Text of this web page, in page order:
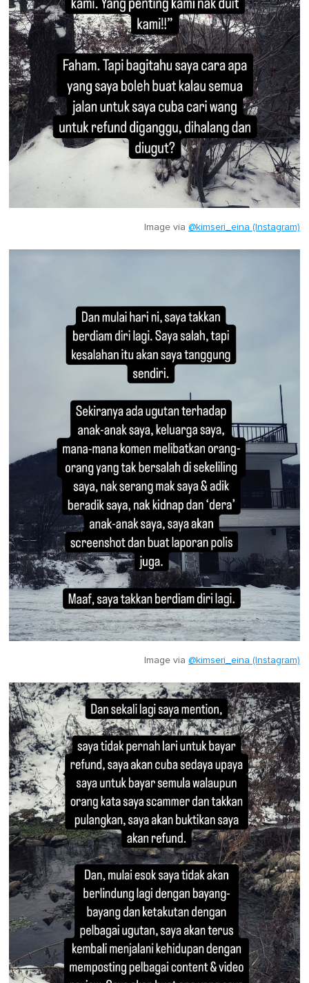
Image via @kimseri_eina (Instagram)
Image via @kimseri_eina (Instagram)